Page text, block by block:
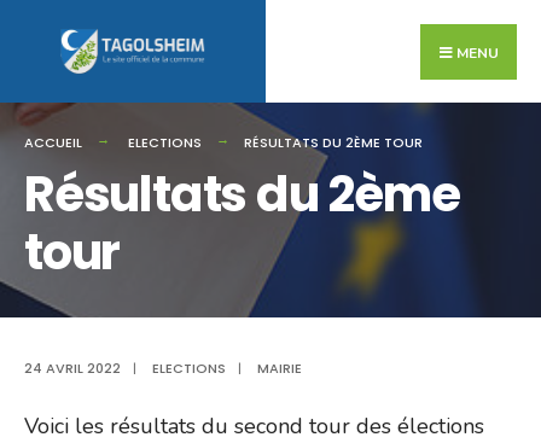
MENU
ACCUEIL ELECTIONS RÉSULTATS DU 2ÈME TOUR
Résultats du 2ème
tour
24 AVRIL 2022 | ELECTIONS | MAIRIE
Voici les résultats du second tour des élections
for: